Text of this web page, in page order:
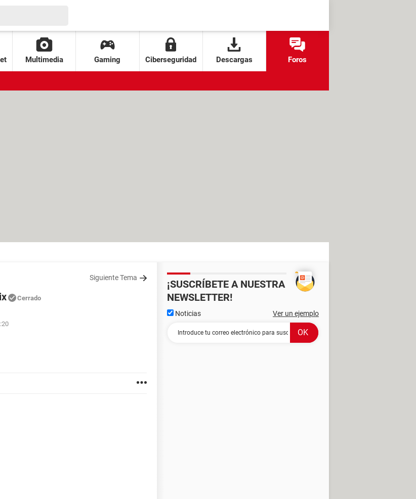
Multimedia Gaming Ciberseguridad Descargas Foros
Siguiente Tema
Cerrado
¡SUSCRÍBETE A NUESTRA
NEWSLETTER!
Noticias Ver un ejemplo